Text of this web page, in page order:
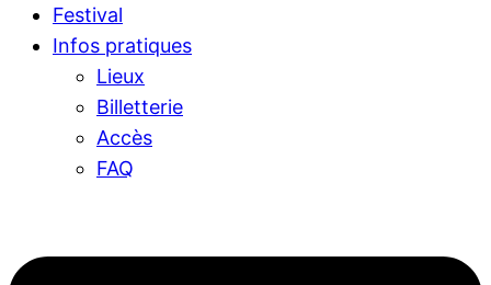
Festival
Infos pratiques
Lieux
Billetterie
Accès
FAQ